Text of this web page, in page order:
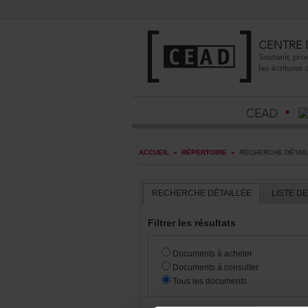
ACCUEIL » RÉPERTOIRE »
RECHERCHEDÉTAILLÉE
Filtrerlesrésultats
Documentsàacheter
Documentsàconsulter
Touslesdocuments